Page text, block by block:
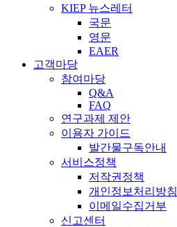
KIEP 뉴스레터
국문
영문
EAER
고객마당
참여마당
Q&A
FAQ
연구과제 제안
이용자 가이드
발간물구독안내
서비스정책
저작권정책
개인정보처리방침
이메일수집거부
신고센터